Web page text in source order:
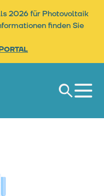
2026 für Photovoltaik
finden Sie
Portal
Suche